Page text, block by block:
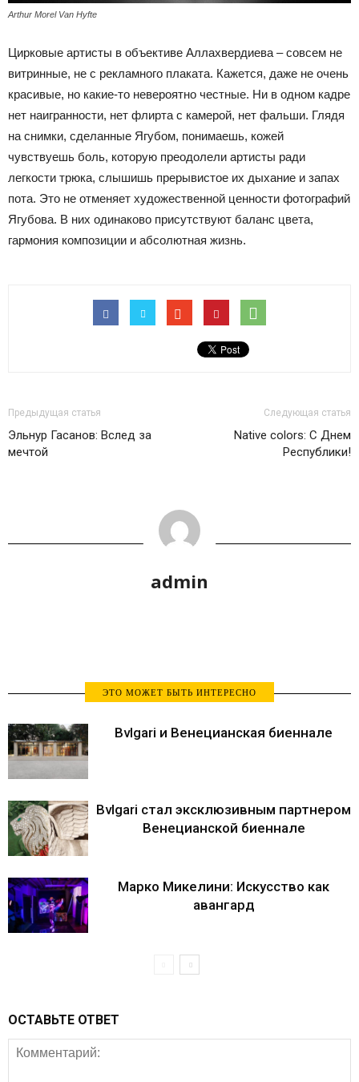
Arthur Morel Van Hyfte
Цирковые артисты в объективе Аллахвердиева – совсем не
витринные, не с рекламного плаката. Кажется, даже не очень
красивые, но какие-то невероятно честные. Ни в одном кадре
нет наигранности, нет флирта с камерой, нет фальши. Глядя
на снимки, сделанные Ягубом, понимаешь, кожей
чувствуешь боль, которую преодолели артисты ради
легкости трюка, слышишь прерывистое их дыхание и запах
пота. Это не отменяет художественной ценности фотографий
Ягубова. В них одинаково присутствуют баланс цвета,
гармония композиции и абсолютная жизнь.
Предыдущая статья
Эльнур Гасанов: Вслед за
мечтой
Следующая статья
Native colors: С Днем
Республики!
admin
ЭТО МОЖЕТ БЫТЬ ИНТЕРЕСНО
Bvlgari и Венецианская биеннале
Bvlgari стал эксклюзивным партнером
Венецианской биеннале
Марко Микелини: Искусство как
авангард
ОСТАВЬТЕ ОТВЕТ